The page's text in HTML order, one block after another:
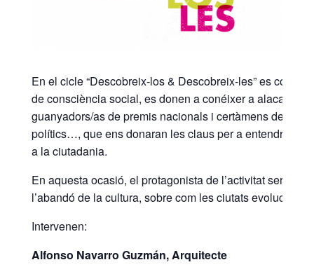
En el cicle “Descobreix-los & Descobreix-les” es
de consciència social, es donen a conéixer a
guanyadors/as de premis nacionals i certàmens de
polítics…, que ens donaran les claus per a entendre el
a la ciutadania.
En aquesta ocasió, el protagonista de l’activitat serà
l’abandó de la cultura, sobre com les ciutats
Intervenen:
Alfonso Navarro Guzmán, Arquitecte